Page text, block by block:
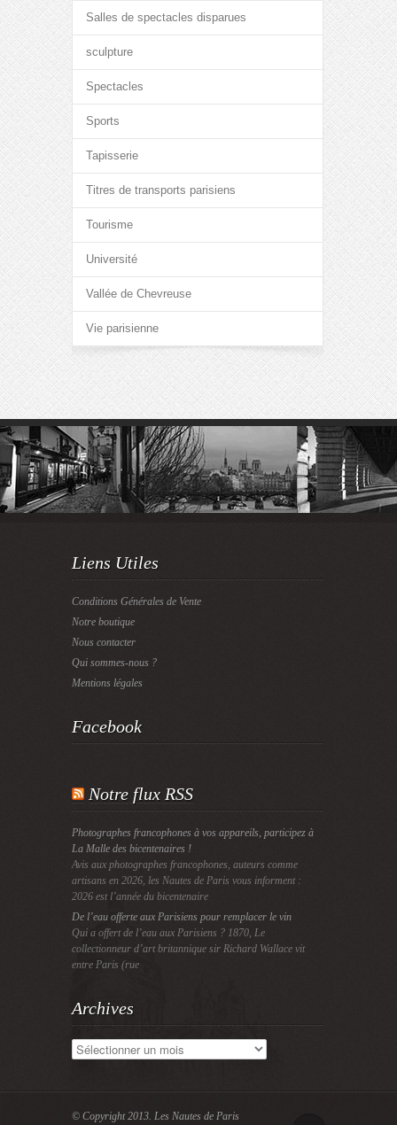
Salles de spectacles disparues
sculpture
Spectacles
Sports
Tapisserie
Titres de transports parisiens
Tourisme
Université
Vallée de Chevreuse
Vie parisienne
Liens Utiles
Conditions Générales de Vente
Notre boutique
Nous contacter
Qui sommes-nous ?
Mentions légales
Facebook
Notre flux RSS
Photographes francophones à vos appareils, participez à
La Malle des bicentenaires !
Avis aux photographes francophones, auteurs comme
artisans en 2026, les Nautes de Paris vous informent :
2026 est l’année du bicentenaire
De l’eau offerte aux Parisiens pour remplacer le vin
Qui a offert de l’eau aux Parisiens ? 1870, Le
collectionneur d’art britannique sir Richard Wallace vit
entre Paris (rue
Archives
Archives
© Copyright 2013. Les Nautes de Paris